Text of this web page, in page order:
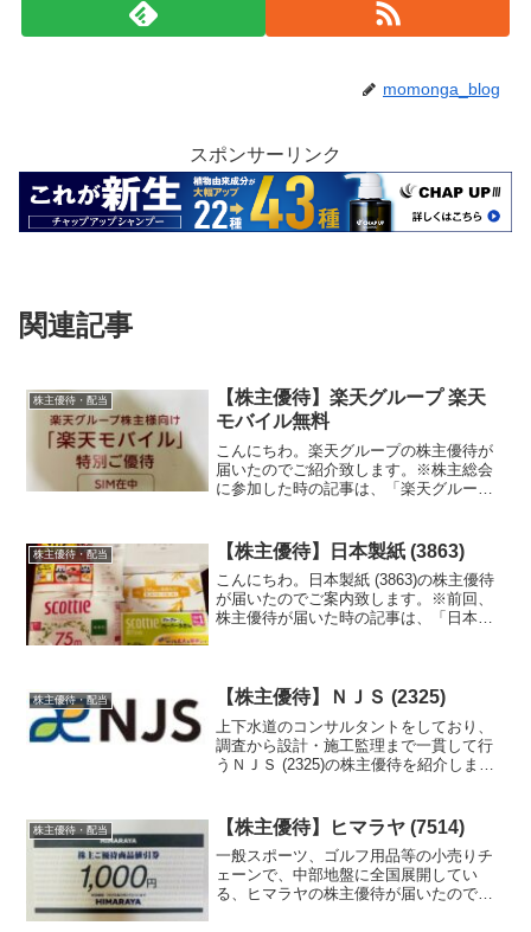
momonga_blog
スポンサーリンク
関連記事
株主優待・配当
【株主優待】楽天グループ 楽天
モバイル無料
こんにちわ。楽天グループの株主優待が
届いたのでご紹介致します。※株主総会
に参加した時の記事は、「楽天グループ
株主優待・配当 【株主優待】日本製紙 (3863)
こんにちわ。日本製紙 (3863)の株主優待
が届いたのでご案内致します。※前回、
株主優待が届いた時の記事は、「日本製
株主優待・配当 【株主優待】ＮＪＳ (2325)
上下水道のコンサルタントをしており、
調査から設計・施工監理まで一貫して行
うＮＪＳ (2325)の株主優待を紹介しま
株主優待・配当 【株主優待】ヒマラヤ (7514)
一般スポーツ、ゴルフ用品等の小売りチ
ェーンで、中部地盤に全国展開してい
る、ヒマラヤの株主優待が届いたので紹